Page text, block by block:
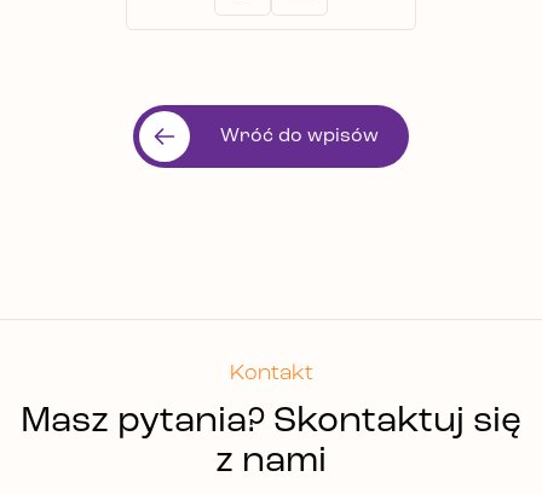
Wróć do wpisów
Kontakt
Masz pytania? Skontaktuj się
z nami